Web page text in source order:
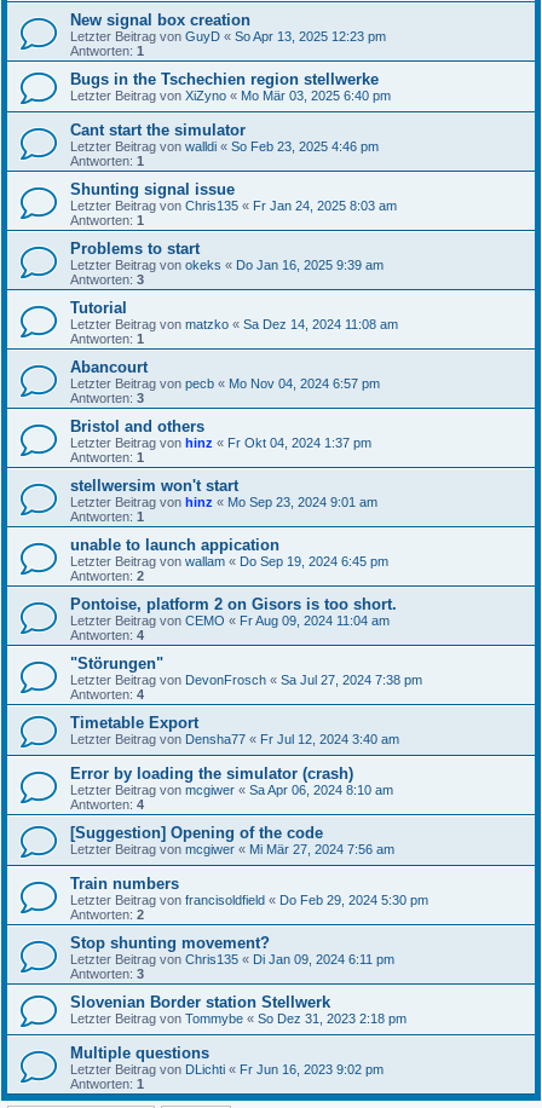
New signal box creation
Letzter Beitrag von GuyD « So Apr 13, 2025 12:23 pm
Antworten: 1
Bugs in the Tschechien region stellwerke
Letzter Beitrag von XiZyno « Mo Mär 03, 2025 6:40 pm
Cant start the simulator
Letzter Beitrag von walldi « So Feb 23, 2025 4:46 pm
Antworten: 1
Shunting signal issue
Letzter Beitrag von Chris135 « Fr Jan 24, 2025 8:03 am
Antworten: 1
Problems to start
Letzter Beitrag von okeks « Do Jan 16, 2025 9:39 am
Antworten: 3
Tutorial
Letzter Beitrag von matzko « Sa Dez 14, 2024 11:08 am
Antworten: 1
Abancourt
Letzter Beitrag von pecb « Mo Nov 04, 2024 6:57 pm
Antworten: 3
Bristol and others
Letzter Beitrag von hinz « Fr Okt 04, 2024 1:37 pm
Antworten: 1
stellwersim won't start
Letzter Beitrag von hinz « Mo Sep 23, 2024 9:01 am
Antworten: 1
unable to launch appication
Letzter Beitrag von wallam « Do Sep 19, 2024 6:45 pm
Antworten: 2
Pontoise, platform 2 on Gisors is too short.
Letzter Beitrag von CEMO « Fr Aug 09, 2024 11:04 am
Antworten: 4
"Störungen"
Letzter Beitrag von DevonFrosch « Sa Jul 27, 2024 7:38 pm
Antworten: 4
Timetable Export
Letzter Beitrag von Densha77 « Fr Jul 12, 2024 3:40 am
Error by loading the simulator (crash)
Letzter Beitrag von mcgiwer « Sa Apr 06, 2024 8:10 am
Antworten: 4
[Suggestion] Opening of the code
Letzter Beitrag von mcgiwer « Mi Mär 27, 2024 7:56 am
Train numbers
Letzter Beitrag von francisoldfield « Do Feb 29, 2024 5:30 pm
Antworten: 2
Stop shunting movement?
Letzter Beitrag von Chris135 « Di Jan 09, 2024 6:11 pm
Antworten: 3
Slovenian Border station Stellwerk
Letzter Beitrag von Tommybe « So Dez 31, 2023 2:18 pm
Multiple questions
Letzter Beitrag von DLichti « Fr Jun 16, 2023 9:02 pm
Antworten: 1